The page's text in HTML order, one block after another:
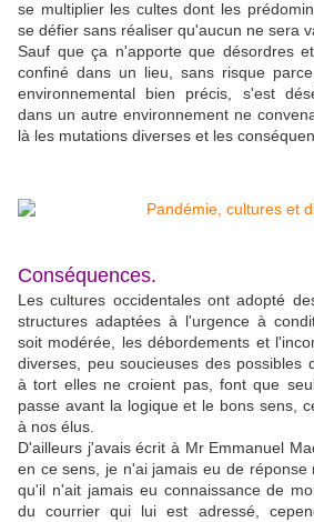
se multiplier les cultes dont les
se défier sans réaliser qu'aucun ne sera
Sauf que ça n'apporte que désordres
confiné dans un lieu, sans risque
environnemental bien précis, s'est
dans un autre environnement ne
là les mutations diverses et les
Conséquences.
Les cultures occidentales ont adopté
structures adaptées à l'urgence à
soit modérée, les débordements et
diverses, peu soucieuses des possibles
à tort elles ne croient pas, font que
passe avant la logique et le bons sens,
à nos élus.
D'ailleurs j'avais écrit à Mr Emmanuel
en ce sens, je n'ai jamais eu de réponse
qu'il n'ait jamais eu connaissance de
du courrier qui lui est adressé,